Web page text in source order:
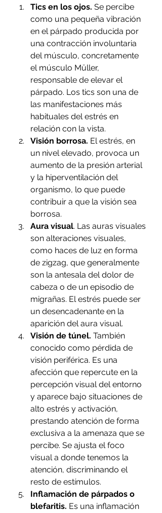
Tics en los ojos. Se percibe
como una pequeña vibración
en el párpado producida por
una contracción involuntaria
del músculo, concretamente
el músculo Müller,
responsable de elevar el
párpado. Los tics son una de
las manifestaciones más
habituales del estrés en
relación con la vista.
Visión borrosa. El estrés, en
un nivel elevado, provoca un
aumento de la presión arterial
y la hiperventilación del
organismo, lo que puede
contribuir a que la visión sea
borrosa.
Aura visual. Las auras visuales
son alteraciones visuales,
como haces de luz en forma
de zigzag, que generalmente
son la antesala del dolor de
cabeza o de un episodio de
migrañas. El estrés puede ser
un desencadenante en la
aparición del aura visual.
Visión de túnel. También
conocido como pérdida de
visión periférica. Es una
afección que repercute en la
percepción visual del entorno
y aparece bajo situaciones de
alto estrés y activación,
prestando atención de forma
exclusiva a la amenaza que se
percibe. Se ajusta el foco
visual a donde tenemos la
atención, discriminando el
resto de estímulos.
Inflamación de párpados o
blefaritis. Es una inflamación